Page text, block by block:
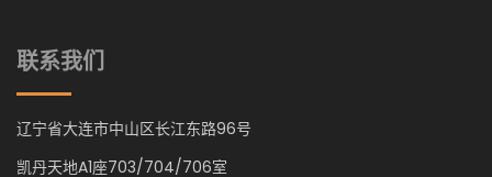
联系我们
辽宁省大连市中山区长江东路96号
凯丹天地A1座703/704/706室